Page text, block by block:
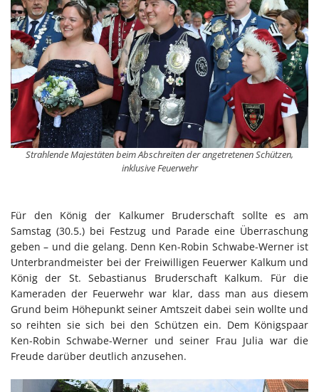
Strahlende Majestäten beim Abschreiten der angetretenen Schützen,
inklusive Feuerwehr
Für den König der Kalkumer Bruderschaft sollte es am
Samstag (30.5.) bei Festzug und Parade eine Überraschung
geben – und die gelang. Denn Ken-Robin Schwabe-Werner ist
Unterbrandmeister bei der Freiwilligen Feuerwer Kalkum und
König der St. Sebastianus Bruderschaft Kalkum. Für die
Kameraden der Feuerwehr war klar, dass man aus diesem
Grund beim Höhepunkt seiner Amtszeit dabei sein wollte und
so reihten sie sich bei den Schützen ein. Dem Königspaar
Ken-Robin Schwabe-Werner und seiner Frau Julia war die
Freude darüber deutlich anzusehen.